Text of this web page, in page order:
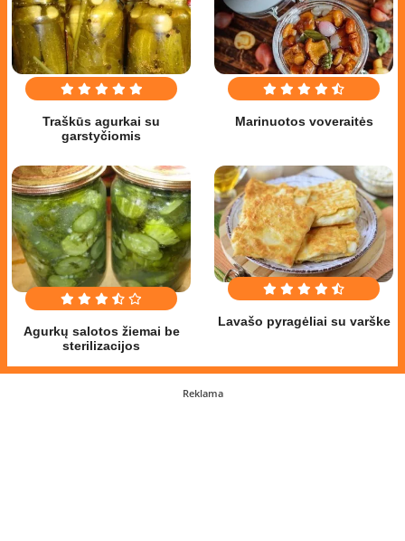
Traškūs agurkai su
garstyčiomis
Marinuotos voveraitės
Agurkų salotos žiemai be
sterilizacijos
Lavašo pyragėliai su varške
Reklama